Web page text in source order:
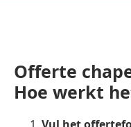
Offerte
Hoe werkt
Vul het